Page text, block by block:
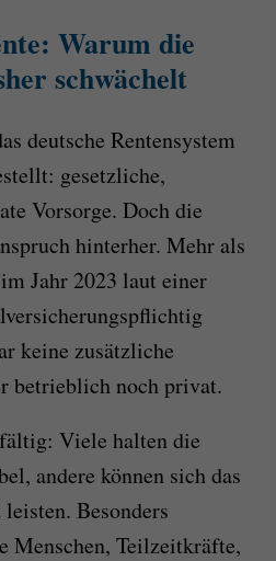
Warum die
schwächelt
deutsche Rentensystem
gesetzliche,
Vorsorge. Doch die
hinterher. Mehr als
Jahr 2023 laut einer
keine zusätzliche
betrieblich noch privat.
Viele halten die
andere können sich das
Besonders
Menschen, Teilzeitkräfte,